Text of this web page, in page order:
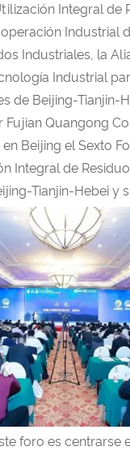
Integral de
Industrial
Industriales, la
Industrial
de Beijing-Tianjin-
Quangong
Beijing el Sexto
Integral de
Tianjin-Hebei y
foro es centrarse